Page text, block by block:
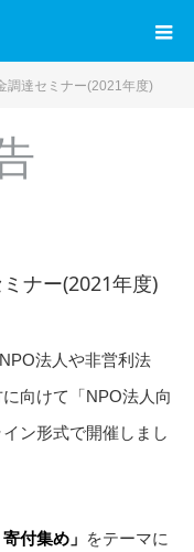
調達セミナー(2021年度)
ナー(2021年度)
法人や非営利法
向けて「NPO法人向
ン形式で開催しまし
付集め」 をテーマに